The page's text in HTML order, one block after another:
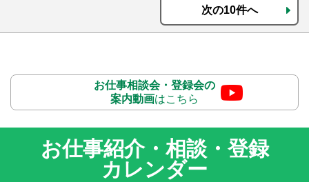
次の10件へ
お仕事相談会・登録会の
案内動画はこちら
お仕事紹介・相談・登録
カレンダー